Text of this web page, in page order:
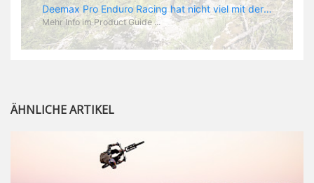
Deemax DH Der neue Laufradsatz soll den veränderten Ansprüchen im Downhill Einsatz gerecht werden: die Geschwindigkeiten werden immer höher, die Kräfte, die aufs Material wirken ebenfalls. Damit steigen natürlich auch die Ansprüche der Fahrer ans Material. Das einzige, was eventuell niedriger wird, ist der Reifendruck. Somit ergibt sich der Anforderungskatalog an das Deemax-Update. Hier ist das Ergebnis: - der Laufradsatz bekam eine neue Felge mit 28 mm Innenbreite. Laut Scott Sharples ist das der beste Kompromiss aus Stabilität, Gewicht und Steifigkeit, vor allem aber passt diese Breite am besten zu den Reifen, die aktuell auf dem Markt sind und im Renneinsatz gefahren werden. Es gehe auch breite und schmaler, 28 mm hätten sich aber im Test als Optimum herausgestellt. - mit einem 4D-Fertigungsprozess wurde die Materialverteilung optimiert: Stabilität dort, wo sie erforderlich ist, Gewichtsersparnis da, wo es Sinn macht. Somit gibt Mavic eine GGewichtsersparnis von 15 % an, ohne an Stabilität einzubüßen - neue, ultraleichte „double butted“ Speichen und ein super effizienter Freilauf - Mavics bewährtes UST System für perfekte Kompatibilität mit Tubeless Reifen - Gewicht (Laufradset): 1944 g)
Mehr Info im Product Guide ...
ÄHNLICHE ARTIKEL